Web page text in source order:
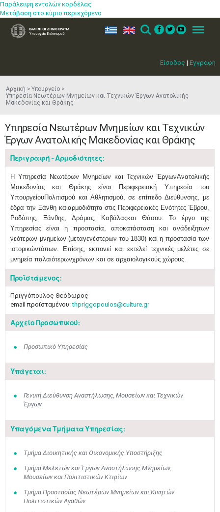
Παράλειψη εντολών κορδέλας
Μετάβαση στο κύριο περιεχόμενο
Είσοδος | Εγγραφή
ελ en Search Menu
Αρχική
Υπουργείο
Υπηρεσία Νεωτέρων Μνημείων και Τεχνικών Έργων Ανατολικής
Μακεδονίας και Θράκης
Υπηρεσία Νεωτέρων Μνημείων και Τεχνικών
Έργων Ανατολικής Μακεδονίας και Θράκης
Περιγραφή - Αρμοδιότητες:
Η Υπηρεσία Νεωτέρων Μνημείων και Τεχνικών ΈργωνΑνατολικής
Μακεδονίας και Θράκης είναι Περιφερειακή Υπηρεσία του
ΥπουργείουΠολιτισμού και Αθλητισμού, σε επίπεδο Διεύθυνσης, με
έδρα την Ξάνθη καιαρμοδιότητα στις Περιφερειακές Ενότητες Έβρου,
Ροδόπης, Ξάνθης, Δράμας, Καβάλαςκαι Θάσου. Το έργο της
Υπηρεσίας είναι η προστασία, αποκατάσταση και ανάδειξητων
νεότερων μνημείων (μεταγενέστερων του 1830) και η προστασία των
ιστορικώντόπων. Επίσης, εκπονεί και εκτελεί τεχνικές μελέτες σε
μνημεία παλαιότερωνχρόνων και σε αρχαιολογικούς χώρους.
Προϊστάμενος:
Πριγγόπουλος Θεόδωρος
email προϊσταμένου:thpriggopoulos@culture.gr
Αρχείο Προσωπικού:
Προσωπικό Υπηρεσίας
Υπάγεται:
Γενική Διεύθυνση Αναστήλωσης, Μουσείων και Τεχνικών
Έργων
Υπαγόμενα Τμήματα Υπηρεσίας:
Τμήμα Διοικητικής και Οικονομικής Υποστήριξης
Τμήμα Μελετών και Έργων Αναστήλωσης Μνημείων,
Μουσείων και Πολιτιστικών Κτιρίων
Τμήμα Προστασίας Νεωτέρων Μνημείων και Κινητών
Πολιτιστικών Αγαθών